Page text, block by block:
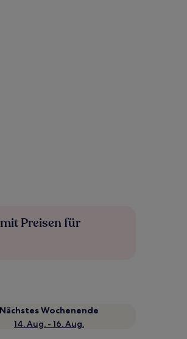
mit Preisen für
Nächstes Wochenende
14. Aug. - 16. Aug.